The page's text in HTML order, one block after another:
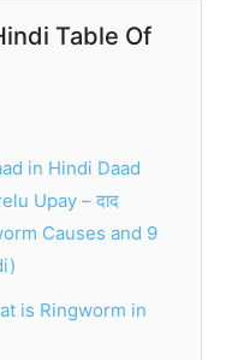
Table Of
in Hindi Daad
Upay – दाद
Causes and 9
is Ringworm in